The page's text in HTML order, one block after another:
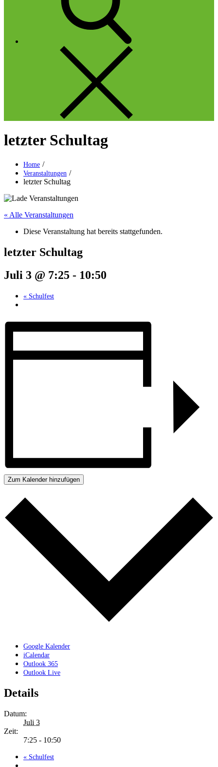
letzter Schultag
Home
Veranstaltungen
letzter Schultag
« Alle Veranstaltungen
Diese Veranstaltung hat bereits stattgefunden.
letzter Schultag
Juli 3 @ 7:25 - 10:50
« Schulfest
Zum Kalender hinzufügen
Google Kalender
iCalendar
Outlook 365
Outlook Live
Details
Datum:
Juli 3
Zeit:
7:25 - 10:50
« Schulfest